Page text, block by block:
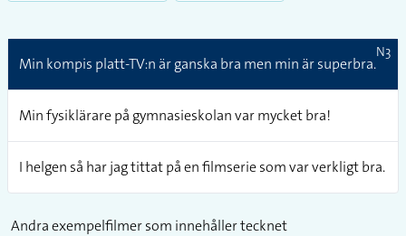
Min kompis platt-TV:n är ganska bra men min är superbra.
N3
Min fysiklärare på gymnasieskolan var mycket bra!
I helgen så har jag tittat på en filmserie som var verkligt bra.
Andra exempelfilmer som innehåller tecknet